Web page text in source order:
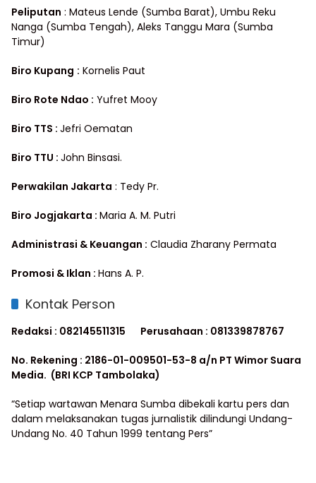
Peliputan : Mateus Lende (Sumba Barat), Umbu Reku
Nanga (Sumba Tengah), Aleks Tanggu Mara (Sumba
Timur)
Biro Kupang : Kornelis Paut
Biro Rote Ndao : Yufret Mooy
Biro TTS : Jefri Oematan
Biro TTU : John Binsasi.
Perwakilan Jakarta : Tedy Pr.
Biro Jogjakarta : Maria A. M. Putri
Administrasi & Keuangan : Claudia Zharany Permata
Promosi & Iklan : Hans A. P.
Kontak Person
Redaksi : 082145511315 Perusahaan : 081339878767
No. Rekening : 2186-01-009501-53-8 a/n PT Wimor Suara
Media. (BRI KCP Tambolaka)
“Setiap wartawan Menara Sumba dibekali kartu pers dan
dalam melaksanakan tugas jurnalistik dilindungi Undang-
Undang No. 40 Tahun 1999 tentang Pers”